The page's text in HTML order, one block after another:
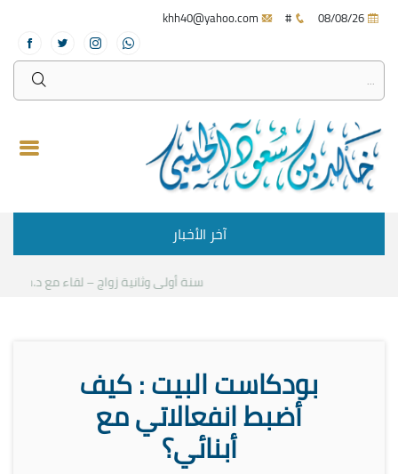
#
آخر الأخبار
سنة أولى وثانية زواج – لقاء مع د.خالد
بودكاست البيت : كيف
أضبط انفعالاتي مع
أبنائي؟